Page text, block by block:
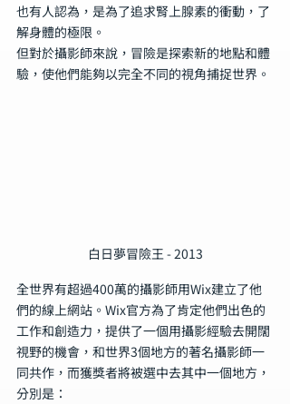
也有人認為，是為了追求腎上腺素的衝動，了
解身體的極限。
但對於攝影師來說，冒險是探索新的地點和體
驗，使他們能夠以完全不同的視角捕捉世界。
白日夢冒險王 - 2013
全世界有超過400萬的攝影師用Wix建立了他
們的線上網站。Wix官方為了肯定他們出色的
工作和創造力，提供了一個用攝影經驗去開闊
視野的機會，和世界3個地方的著名攝影師一
同共作，而獲獎者將被選中去其中一個地方，
分別是：